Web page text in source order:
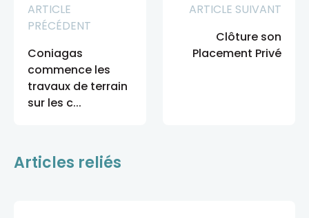
ARTICLE
PRÉCÉDENT
Coniagas
commence les
travaux de terrain
sur les c...
ARTICLE SUIVANT
Clôture son
Placement Privé
Articles reliés